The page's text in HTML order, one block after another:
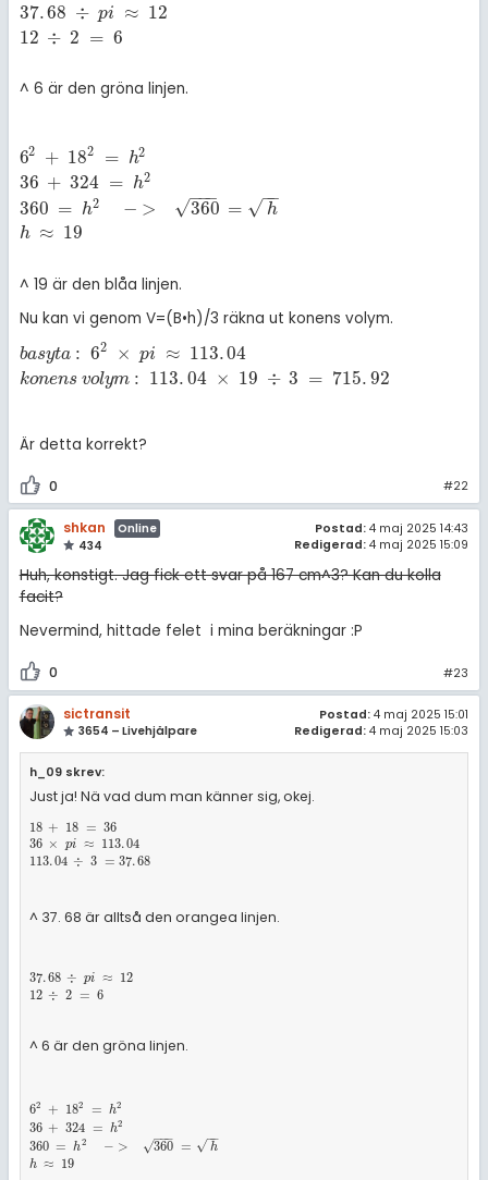
37.68 ÷ pi ≈ 12
12 ÷ 2 = 6
37.68 ÷ pi ≈ 12 12 ÷ 2 =
^ 6 är den gröna linjen.
62 + 182 = h2
36 + 324 = h2
360 = h2 − > 360
−−
−
√ = h
−
−
√
h ≈ 19
62 + 182 = 236 +
^ 19 är den blåa linjen.
Nu kan vi genom V=(B•h)/3 räkna ut konens volym.
basyta : 62 × pi ≈ 113.04
konens volym : 113.04 × 19 ÷ 3 = 715.92
basyta 6 2 × pi ≈ 113 .04 konens v
Är detta korrekt?
0 #22
shkan
Online
434
Postad: 4 maj 2025 14:43
Redigerad: 4 maj 2025 15:09
Huh, konstigt. Jag fick ett svar på 167 cm^3? Kan du kolla
facit?
Nevermind, hittade felet i mina beräkningar :P
0 #23
sictransit
3654 – Livehjälpare
Postad: 4 maj 2025 15:01
Redigerad: 4 maj 2025 15:03
h_09 skrev:
Just ja! Nä vad dum man känner sig, okej.
18 + 18 = 36
36 × pi ≈ 113.04
113.04 ÷ 3 = 37.68
18 + 18= 3636
^ 37. 68 är alltså den orangea linjen.
37.68 ÷ pi ≈ 12
12 ÷ 2 = 6
37.68 ÷ pi ≈1212
^ 6 är den gröna linjen.
62 + 182 = h2
36 + 324 = h2
360 = h2 − > 360
−−
−
√ = h
−
−
√
h ≈ 19
62 + 182 =h236